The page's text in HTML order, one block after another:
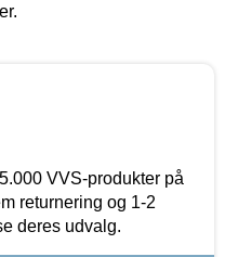
VVS-produkter på
returnering og 1-2
deres udvalg.